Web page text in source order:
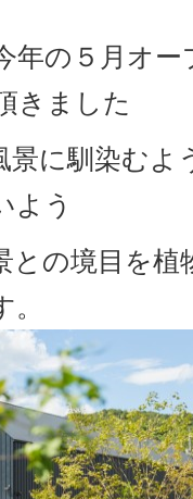
年の５月オ
きました
景に馴染むよ
よう
との境目を植